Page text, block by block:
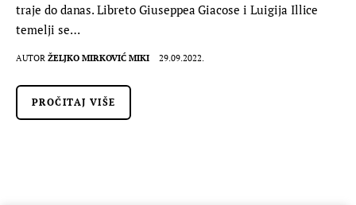
traje do danas. Libreto Giuseppea Giacose i Luigija Illice
temelji se…
AUTOR ŽELJKO MIRKOVIĆ MIKI 29.09.2022.
PROČITAJ VIŠE